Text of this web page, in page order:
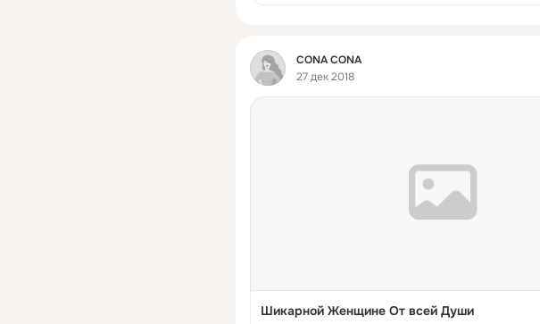
Фид
CONA CONA
27 дек 2018
Шикарной Женщине От всей Души